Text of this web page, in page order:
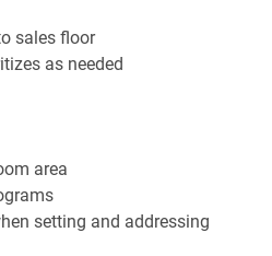
sales floor
as needed
area
setting and addressing